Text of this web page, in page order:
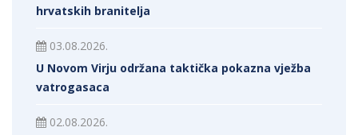
hrvatskih branitelja
03.08.2026.
U Novom Virju održana taktička pokazna vježba
vatrogasaca
02.08.2026.